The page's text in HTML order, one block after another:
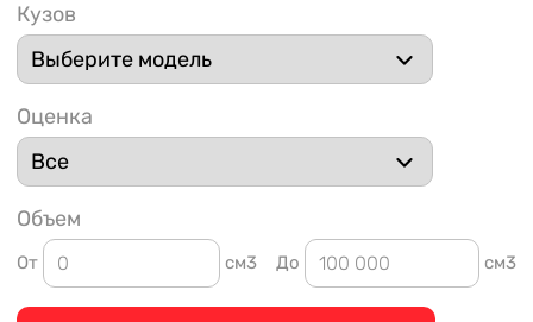
Кузов
Оценка
Объем
От см3 До см3